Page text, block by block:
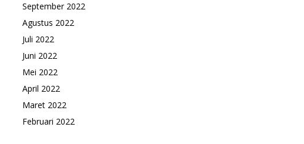
September 2022
Agustus 2022
Juli 2022
Juni 2022
Mei 2022
April 2022
Maret 2022
Februari 2022